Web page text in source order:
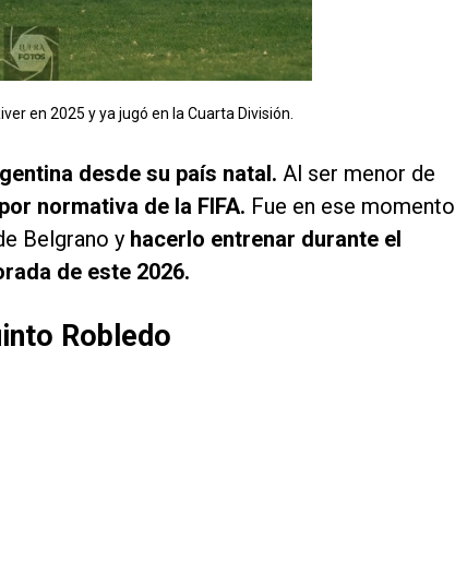
en 2025 y ya jugó en la Cuarta División.
desde su país natal. Al ser menor de
normativa de la FIFA. Fue en ese momento
Belgrano y hacerlo entrenar durante el
de este 2026.
Robledo